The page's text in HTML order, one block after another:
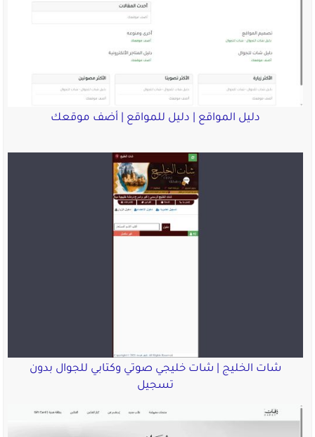
دليل المواقع | دليل للمواقع | أضف موقعك
شات الخليج | شات خليجي صوتي وكتابي للجوال بدون
تسجيل